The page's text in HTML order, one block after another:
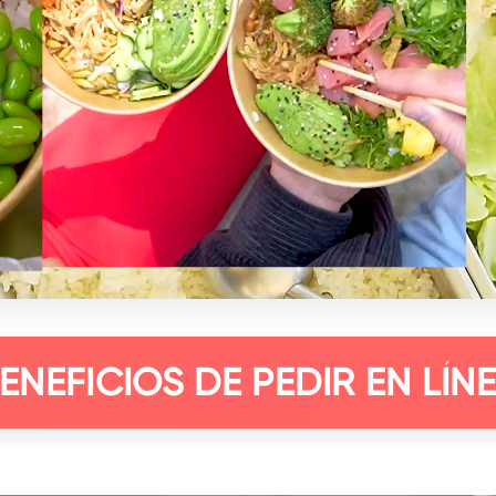
DE PEDIR EN